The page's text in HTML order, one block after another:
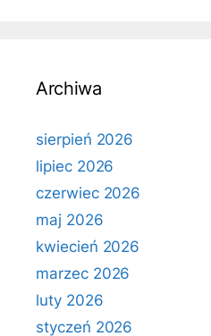
Archiwa
sierpień 2026
lipiec 2026
czerwiec 2026
maj 2026
kwiecień 2026
marzec 2026
luty 2026
styczeń 2026